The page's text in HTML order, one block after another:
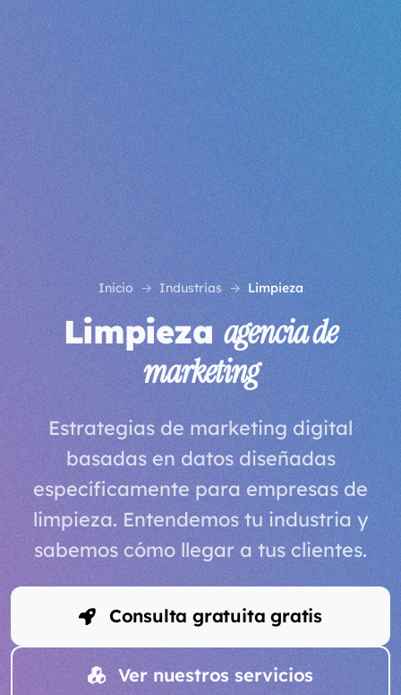
Inicio Industrias Limpieza
Limpiezaagencia de
marketing
Estrategias de marketing digital
basadas en datos diseñadas
específicamente para empresas de
limpieza. Entendemos tu industria y
sabemos cómo llegar a tus clientes.
Consulta gratuita gratis
Ver nuestros servicios